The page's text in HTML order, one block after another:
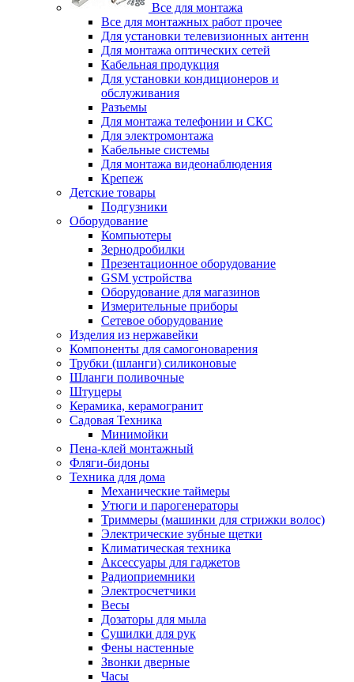
Все для монтажа
Все для монтажных работ прочее
Для установки телевизионных антенн
Для монтажа оптических сетей
Кабельная продукция
Для установки кондиционеров и
обслуживания
Разъемы
Для монтажа телефонии и СКС
Для электромонтажа
Кабельные системы
Для монтажа видеонаблюдения
Крепеж
Детские товары
Подгузники
Оборудование
Компьютеры
Зернодробилки
Презентационное оборудование
GSM устройства
Оборудование для магазинов
Измерительные приборы
Сетевое оборудование
Изделия из нержавейки
Компоненты для самогоноварения
Трубки (шланги) силиконовые
Шланги поливочные
Штуцеры
Керамика, керамогранит
Садовая Техника
Минимойки
Пена-клей монтажный
Фляги-бидоны
Техника для дома
Механические таймеры
Утюги и парогенераторы
Триммеры (машинки для стрижки волос)
Электрические зубные щетки
Климатическая техника
Аксессуары для гаджетов
Радиоприемники
Электросчетчики
Весы
Дозаторы для мыла
Сушилки для рук
Фены настенные
Звонки дверные
Часы